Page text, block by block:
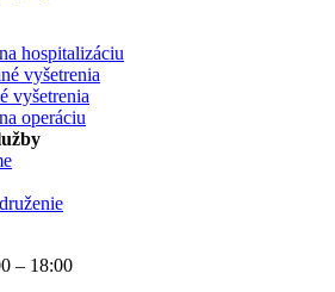
hospitalizáciu
vyšetrenia
vyšetrenia
operáciu
– 18:00